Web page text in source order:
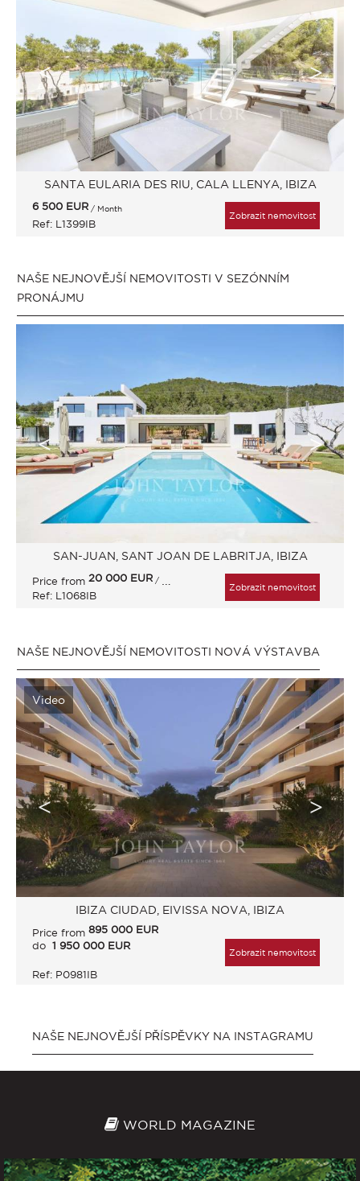
SANTA EULARIA DES RIU, CALA LLENYA, IBIZA
6 500 EUR / Month
Ref: L1399IB
Zobrazit nemovitost
NAŠE NEJNOVĚJŠÍ NEMOVITOSTI V SEZÓNNÍM
PRONÁJMU
SAN-JUAN, SANT JOAN DE LABRITJA, IBIZA
Price from 20 000 EUR / Month
Ref: L1068IB
Zobrazit nemovitost
NAŠE NEJNOVĚJŠÍ NEMOVITOSTI NOVÁ VÝSTAVBA
Video
IBIZA CIUDAD, EIVISSA NOVA, IBIZA
Price from 895 000 EUR
do 1 950 000 EUR
Ref: P0981IB
Zobrazit nemovitost
NAŠE NEJNOVĚJŠÍ PŘÍSPĚVKY NA INSTAGRAMU
WORLD MAGAZINE